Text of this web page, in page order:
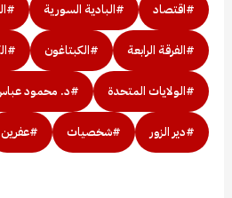
#اقتصاد #البادية السورية
#الفرقة الرابعة #الكبتاغون
#الولايات المتحدة #د. محمود
#دير الزور #شخصيات #عفرين